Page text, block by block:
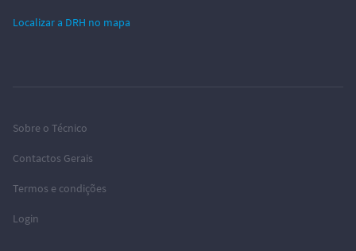
Localizar a DRH no mapa
Sobre o Técnico
Contactos Gerais
Termos e condições
Login